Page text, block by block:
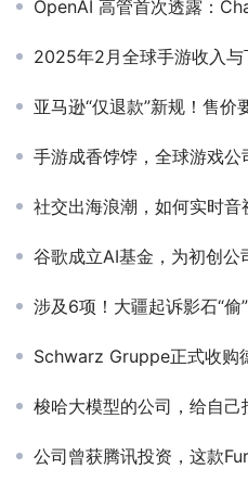
OpenAI 高管首次透露：ChatGPT
2025年2月全球手游收入与
亚马逊“仅退款”新规！售价
手游成香饽饽，全球游戏
社交出海浪潮，如何实时音
谷歌成立AI基金，为初创公
涉及6项！大疆起诉影石“偷
Schwarz Gruppe正式收购
梭哈大模型的公司，给自己
公司曾获腾讯投资，这款